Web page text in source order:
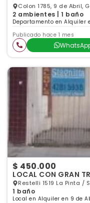
Colon 1785, 9 de Abril,
2 ambientes | 1 baño
Departamento en Alquiler
Publicado hace 1 mes
$ 450.000
LOCAL CON GRAN
Restelli 1519 La Pinta /
1 baño
Local en Alquiler en 9 de